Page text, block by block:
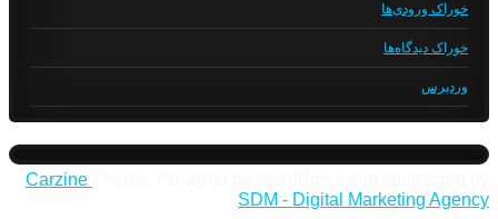
خوراک ورودی‌ها
خوراک دیدگاه‌ها
وردپرس
Carzine
SDM - Digital Marketing Agency